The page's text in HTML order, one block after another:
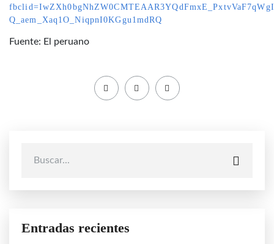
Q_aem_Xaq1O_NiqpnI0KGgu1mdRQ
Fuente: El peruano
Entradas recientes